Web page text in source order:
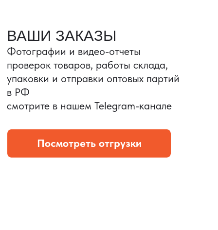
Портативные колонки
Условия: Тираж 3100 шт.
Колонка с шнуром
зарядным, без коробки
и ложемента (эвы).
Магнитная зарядка 3в1.
15w.
Комплект: устройство +
провод Type C.
КОНТРОЛЬ КАЧЕСТВА
Проверка по ТЗ включает: